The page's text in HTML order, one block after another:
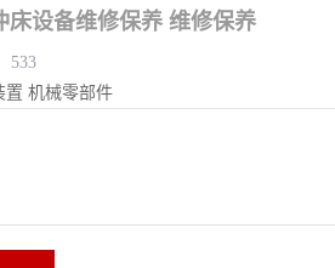
设备维修保养 维修保养
533
置 机械零部件